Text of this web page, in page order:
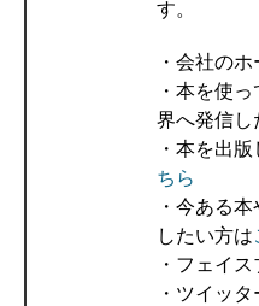
す。
・会社の
・本を使
界へ発信し
・本を出
ちら
・今ある
したい方は
・フェイ
・ツイッタ